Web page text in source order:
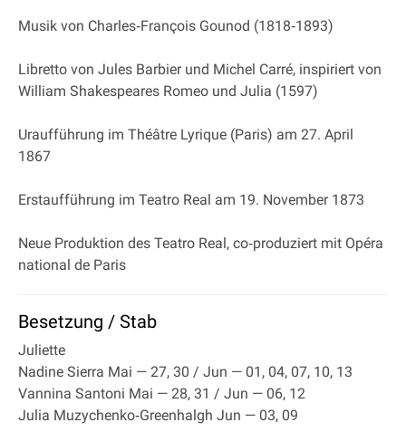
Musik von Charles‐François Gounod (1818‐1893)
Libretto von Jules Barbier und Michel Carré, inspiriert von
William Shakespeares Romeo und Julia (1597)
Uraufführung im Théâtre Lyrique (Paris) am 27. April
1867
Erstaufführung im Teatro Real am 19. November 1873
Neue Produktion des Teatro Real, co‐produziert mit Opéra
national de Paris
Besetzung / Stab
Juliette
Nadine Sierra Mai — 27, 30 / Jun — 01, 04, 07, 10, 13
Vannina Santoni Mai — 28, 31 / Jun — 06, 12
Julia Muzychenko‐Greenhalgh Jun — 03, 09